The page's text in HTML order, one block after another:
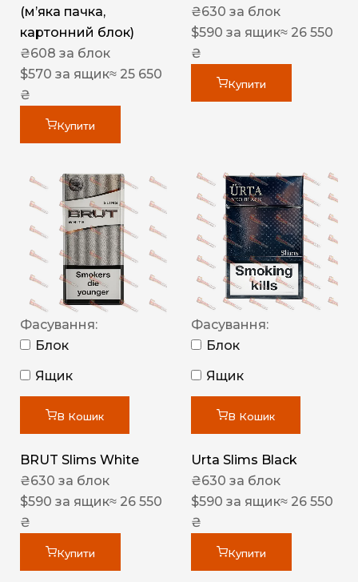
(м’яка пачка,
картонний блок)
₴608 за блок
$570 за ящик≈ 25 650
₴
Купити
₴630 за блок
$590 за ящик≈ 26 550
₴
Купити
Фасування:
Блок
Ящик
В Кошик
BRUT Slims White
₴630 за блок
$590 за ящик≈ 26 550
₴
Купити
Фасування:
Блок
Ящик
В Кошик
Urta Slims Black
₴630 за блок
$590 за ящик≈ 26 550
₴
Купити